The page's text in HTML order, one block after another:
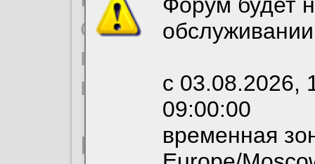
с 03.08.2026,
09:00:00
временная
согласие на
необходимых для
вы можете
По